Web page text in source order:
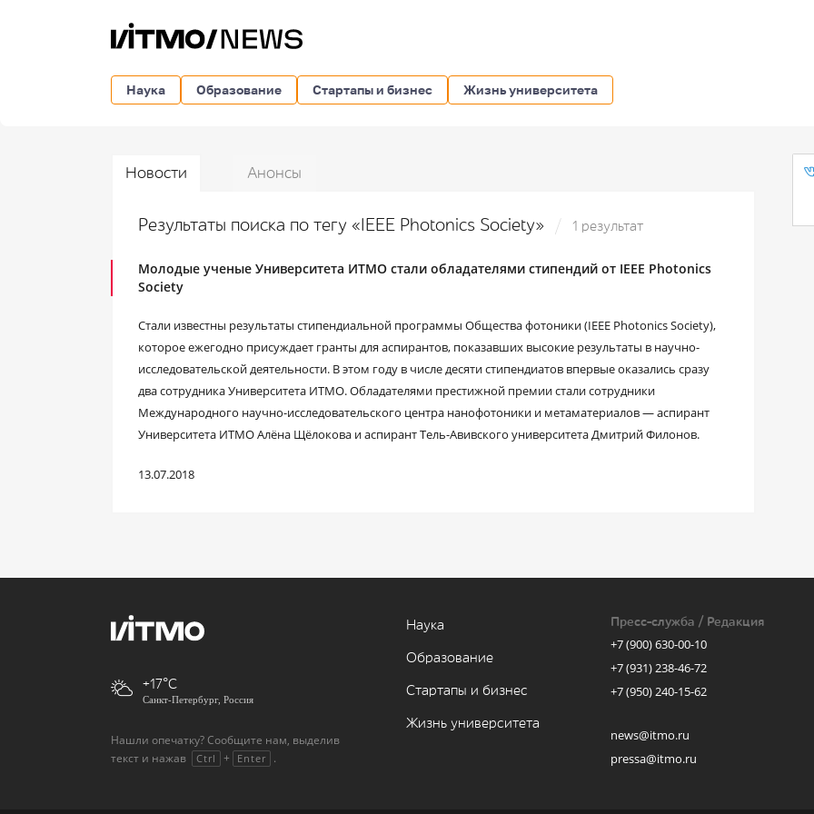
Наука Образование Стартапы и бизнес Жизнь университета
Новости Анонсы
Результаты поиска по тегу «IEEE Photonics Society» 1 результат
Молодые ученые Университета ИТМО стали обладателями стипендий от IEEE Photonics
Society
Стали известны результаты стипендиальной программы Общества фотоники (IEEE Photonics Society),
которое ежегодно присуждает гранты для аспирантов, показавших высокие результаты в научно-
исследовательской деятельности. В этом году в числе десяти стипендиатов впервые оказались сразу
два сотрудника Университета ИТМО. Обладателями престижной премии стали сотрудники
Международного научно-исследовательского центра нанофотоники и метаматериалов — аспирант
Университета ИТМО Алёна Щёлокова и аспирант Тель-Авивского университета Дмитрий Филонов.
13.07.2018
+17
Санкт-Петербург, Россия
Нашли опечатку? Сообщите нам, выделив
текст и нажав
Ctrl + Enter .
Наука
Образование
Стартапы и бизнес
Жизнь университета
Пресс-служба / Редакция
+7 (900) 630-00-10
+7 (931) 238-46-72
+7 (950) 240-15-62
news@itmo.ru
pressa@itmo.ru